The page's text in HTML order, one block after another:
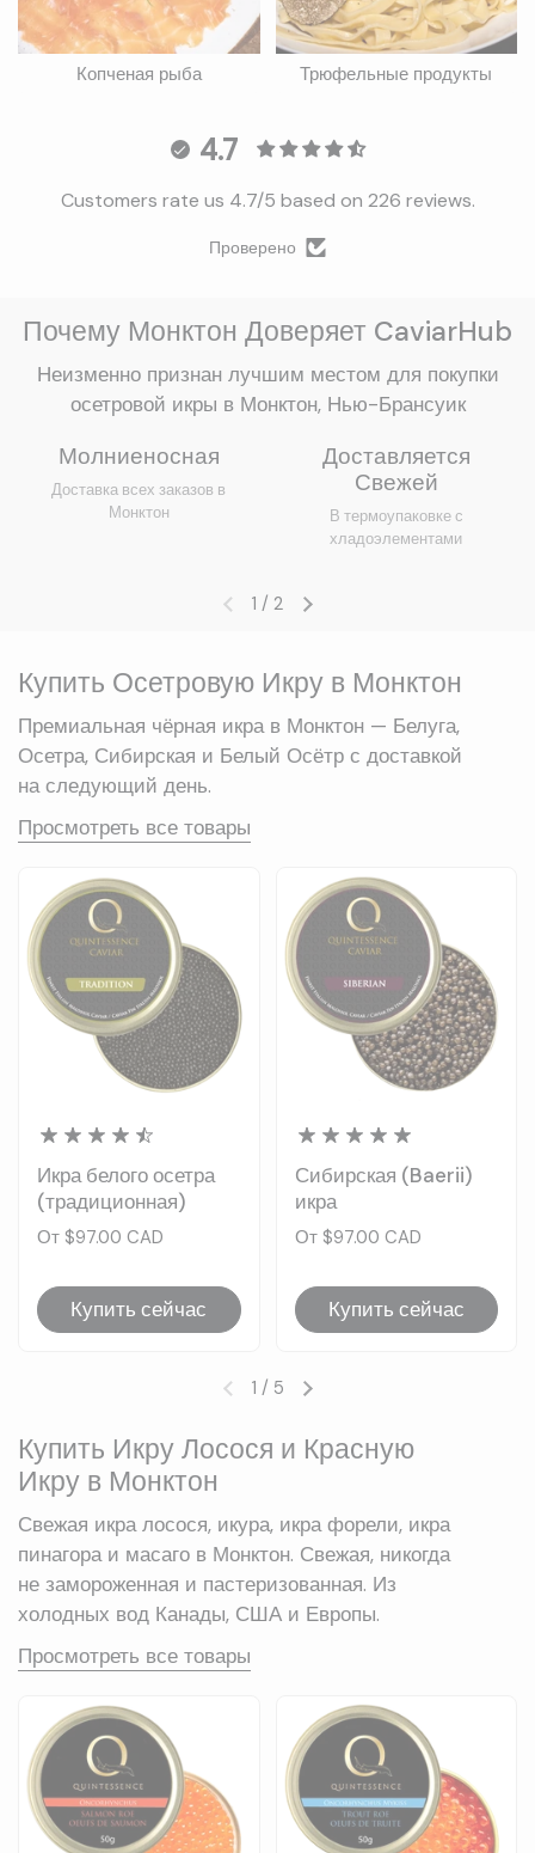
Копченая рыба Трюфельные продукты
4.7
Customers rate us 4.7/5 based on 226 reviews.
Проверено
Почему Монктон Доверяет CaviarHub
Неизменно признан лучшим местом для покупки
осетровой икры в Монктон, Нью-Брансуик
Молниеносная
Доставка всех заказов в
Монктон
Доставляется
Свежей
В термоупаковке с
хладоэлементами
Предыдущий слайдСледующий слайд
1 / 2
Купить Осетровую Икру в Монктон
Премиальная чёрная икра в Монктон — Белуга,
Осетра, Сибирская и Белый Осётр с доставкой
на следующий день.
Просмотреть все товары
Икра белого осетра
(традиционная)
Цена:
От $97.00 CAD
Купить сейчас
Сибирская (Baerii)
икра
Цена:
От $97.00 CAD
Купить сейчас
Предыдущий слайдСледующий слайд
1 / 5
Купить Икру Лосося и Красную
Икру в Монктон
Свежая икра лосося, икура, икра форели, икра
пинагора и масаго в Монктон. Свежая, никогда
не замороженная и пастеризованная. Из
холодных вод Канады, США и Европы.
Просмотреть все товары